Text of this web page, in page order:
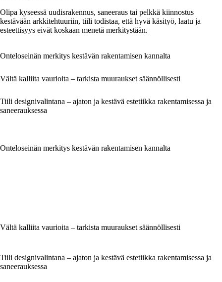
Olipa kyseessä uudisrakennus, saneeraus tai pelkkä kiinnostus
kestävään arkkitehtuuriin, tiili todistaa, että hyvä käsityö, laatu ja
esteettisyys eivät koskaan menetä merkitystään.
Onteloseinän merkitys kestävän rakentamisen kannalta
Vältä kalliita vaurioita – tarkista muuraukset säännöllisesti
Tiili designivalintana – ajaton ja kestävä estetiikka rakentamisessa ja
saneerauksessa
Onteloseinän merkitys kestävän rakentamisen kannalta
Vältä kalliita vaurioita – tarkista muuraukset säännöllisesti
Tiili designivalintana – ajaton ja kestävä estetiikka rakentamisessa ja
saneerauksessa